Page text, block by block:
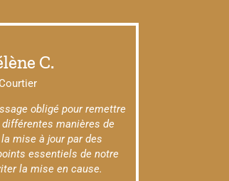
C.
Courtier
obligé pour remettre
manières de
mise à jour par des
essentiels de notre
la mise en cause.